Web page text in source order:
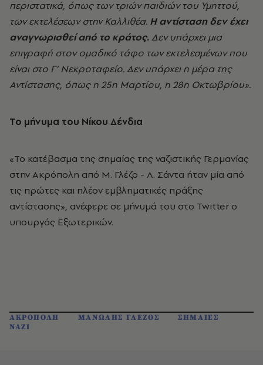
περιστατικά, όπως των τριών παιδιών του Υμηττού,
των εκτελέσεων στην Καλλιθέα. Η αντίσταση δεν έχει
αναγνωρισθεί από το κράτος.Δεν υπάρχει μια
επιγραφή στον ομαδικό τάφο των εκτελεσμένων που
είναι στο Γ’ Νεκροταφείο. Δεν υπάρχει η μέρα της
Αντίστασης, όπως η 25η Μαρτίου, η 28η Οκτωβρίου».
Το μήνυμα του Νίκου Δένδια
«Το κατέβασμα της σημαίας της ναζιστικής Γερμανίας
στην Ακρόπολη από Μ. Γλέζο - Λ. Σάντα ήταν μία από
τις πρώτες και πλέον εμβληματικές πράξης
αντίστασης», ανέφερε σε μήνυμά του στο Twitter ο
υπουργός Εξωτερικών.
ΑΚΡΟΠΟΛΗ ΜΑΝΩΛΗΣ ΓΛΕΖΟΣ
ΣΗΜΑΙΕΣ
ΝΑΖΙ